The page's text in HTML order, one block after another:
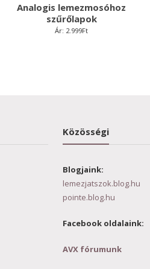
Analogis lemezmosóhoz
szűrőlapok
Ár: 2.999Ft
Közösségi
Blogjaink:
lemezjatszok.blog.hu
pointe.blog.hu
Facebook oldalaink:
AVX fórumunk